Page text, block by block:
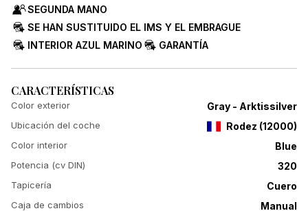
SEGUNDA MANO
SE HAN SUSTITUIDO EL IMS Y EL EMBRAGUE
INTERIOR AZUL MARINO
GARANTÍA
CARACTERÍSTICAS
Color exterior Gray - Arktissilver
Ubicación del coche Rodez (12000)
Color interior Blue
Potencia (cv DIN) 320
Tapicería Cuero
Caja de cambios Manual